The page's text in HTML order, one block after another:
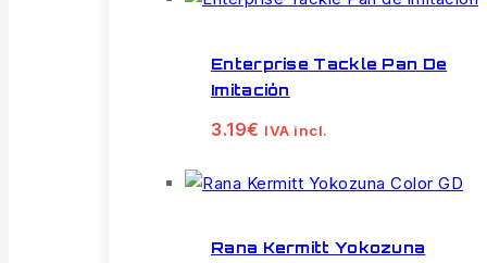
Enterprise Tackle Pan De
Imitación
3.19€ IVA incl.
Rana Kermitt Yokozuna